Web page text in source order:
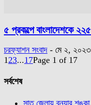
৫ প্রকল্পে বাংলাদেশকে
চরফ্যাশন সংবাদ - মে ২, ২০২৩
123...17Page 1 of 17
সর্বশেষ
সাত জেলায় বন্যার শঙ্কা,